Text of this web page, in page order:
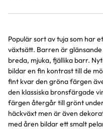
Populär sort av tuja som har
växtsätt. Barren är
breda, mjuka, fjällika barr.
bildar en fin kontrast till de
fint kvar den gröna färgen
den klassiska bronsfärgade
färgen återgår till grönt
häckväxt men är även
med åren bildar ett smalt